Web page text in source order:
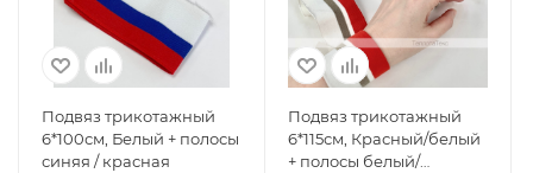
Подвяз трикотажный
6*100см, Белый + полосы
синяя / красная
Подвяз трикотажный
6*115см, Красный/белый
+ полосы белый/